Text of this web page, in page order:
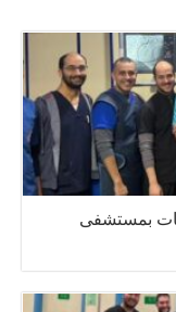
وتركيب 6 منظمات بمستشفى